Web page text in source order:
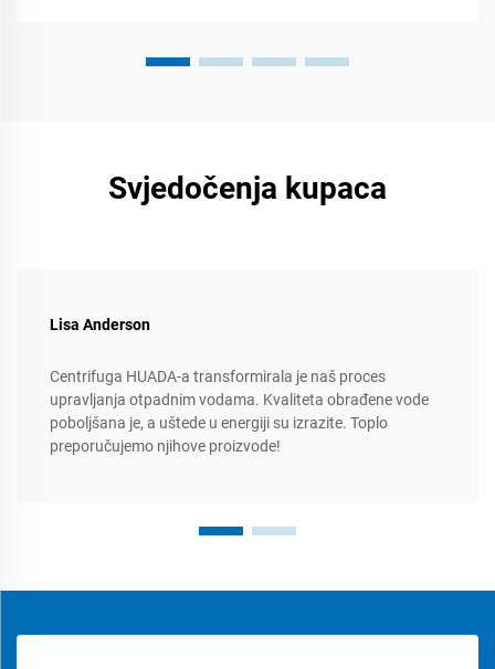
Svjedočenja kupaca
Lisa Anderson
Centrifuga HUADA-a transformirala je naš proces
upravljanja otpadnim vodama. Kvaliteta obrađene vode
poboljšana je, a uštede u energiji su izrazite. Toplo
preporučujemo njihove proizvode!